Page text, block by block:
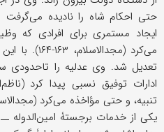
حتى احکام شاه را نادیده می‌گرفت
ایجاد مستمری برای افرادی که
می‌کرد
تعدیل شد. وی عدلیه را تاحدودی
تنبیه، و حتى مؤاخذه می‌کرد (مجدالاسلام،
یکی از خدمات برجستۀ امین‌الدوله